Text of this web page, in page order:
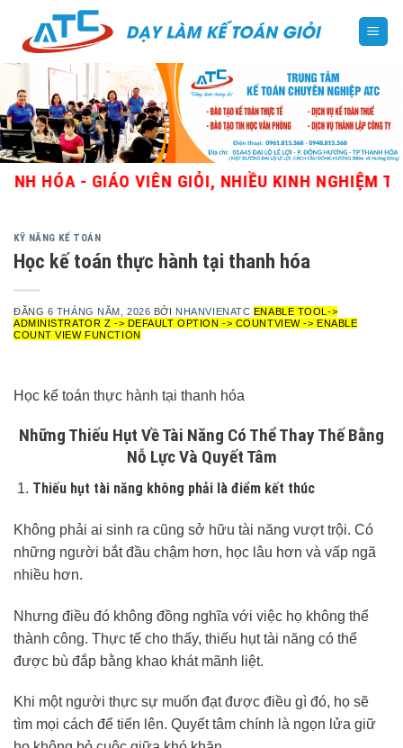
content
- GIÁO VIÊN GIỎI, NHIỀU KINH NGHIỆM THỰC
KỸ NĂNG KẾ TOÁN
Học kế toán thực hành tại thanh hóa
ĐĂNG 6 THÁNG NĂM, 2026 BỞI NHANVIENATC ENABLE TOOL->
ADMINISTRATOR Z -> DEFAULT OPTION -> COUNTVIEW -> ENABLE
COUNT VIEW FUNCTION
Học kế toán thực hành tại thanh hóa
Những Thiếu Hụt Về Tài Năng Có Thể Thay Thế Bằng
Nỗ Lực Và Quyết Tâm
Thiếu hụt tài năng không phải là điểm kết thúc
Không phải ai sinh ra cũng sở hữu tài năng vượt trội. Có
những người bắt đầu chậm hơn, học lâu hơn và vấp ngã
nhiều hơn.
Nhưng điều đó không đồng nghĩa với việc họ không thể
thành công. Thực tế cho thấy, thiếu hụt tài năng có thể
được bù đắp bằng khao khát mãnh liệt.
Khi một người thực sự muốn đạt được điều gì đó, họ sẽ
tìm mọi cách để tiến lên. Quyết tâm chính là ngọn lửa giữ